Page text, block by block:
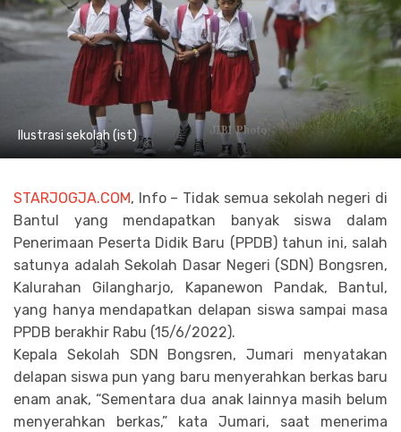
Ilustrasi sekolah (ist)
STARJOGJA.COM, Info – Tidak semua sekolah negeri di
Bantul yang mendapatkan banyak siswa dalam
Penerimaan Peserta Didik Baru (PPDB) tahun ini, salah
satunya adalah Sekolah Dasar Negeri (SDN) Bongsren,
Kalurahan Gilangharjo, Kapanewon Pandak, Bantul,
yang hanya mendapatkan delapan siswa sampai masa
PPDB berakhir Rabu (15/6/2022).
Kepala Sekolah SDN Bongsren, Jumari menyatakan
delapan siswa pun yang baru menyerahkan berkas baru
enam anak, “Sementara dua anak lainnya masih belum
menyerahkan berkas,” kata Jumari, saat menerima